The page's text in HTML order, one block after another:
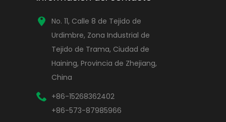
No. 11, Calle 8 de Tejido de
Urdimbre, Zona Industrial de
Tejido de Trama, Ciudad de
Haining, Provincia de Zhejiang,
China
+86-15268362402
+86-573-87985966